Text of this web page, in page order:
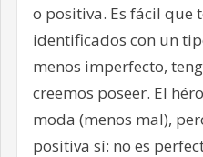
o positiva. Es fácil que
identificados con un
menos imperfecto,
creemos poseer. El
moda (menos mal),
positiva sí: no es